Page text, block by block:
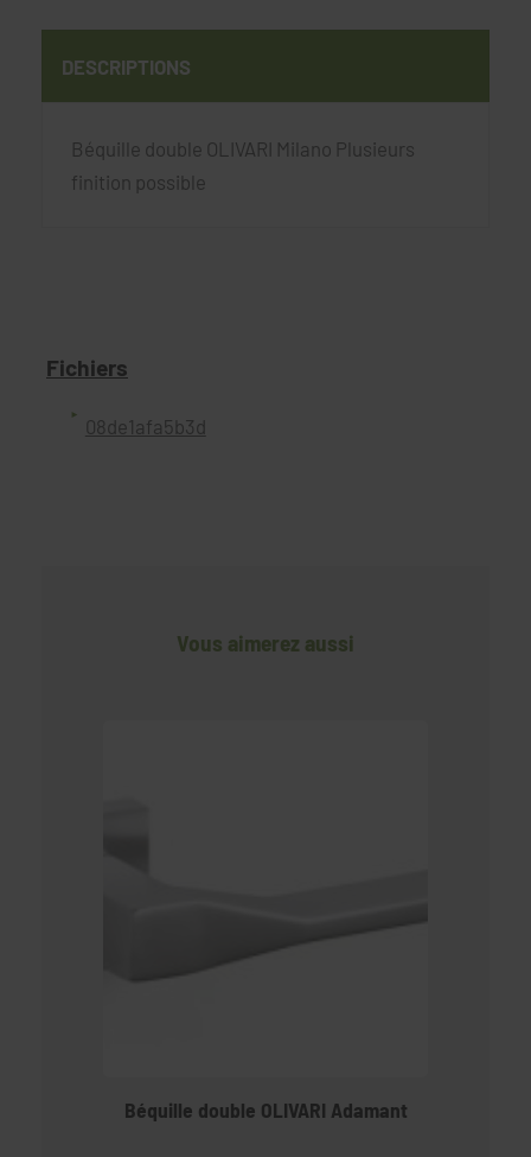
DESCRIPTIONS
Béquille double OLIVARI Milano Plusieurs
finition possible
Fichiers
08de1afa5b3d
Vous aimerez aussi
Béquille double OLIVARI Adamant